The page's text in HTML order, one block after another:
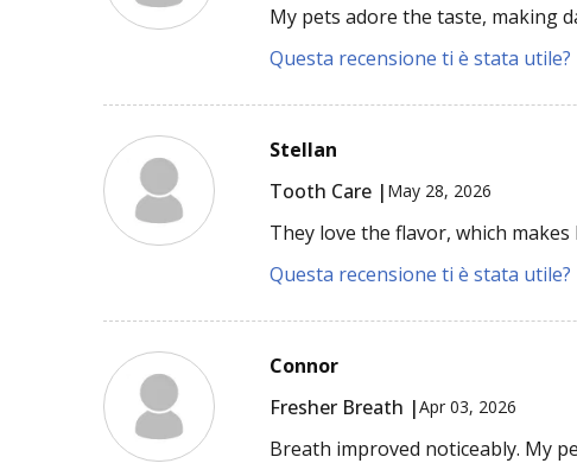
My pets adore the taste, making
Questa recensione ti è stata utile?
Stellan
Tooth Care | May 28, 2026
They love the flavor, which
Questa recensione ti è stata utile?
Connor
Fresher Breath |Apr 03, 2026
Breath improved noticeably. My